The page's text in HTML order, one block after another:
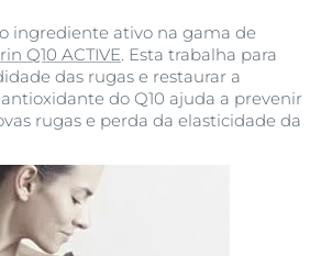
ingrediente ativo na gama de
Q10 ACTIVE . Esta trabalha para
das rugas e restaurar a
do Q10 ajuda a prevenir
rugas e perda da elasticidade da